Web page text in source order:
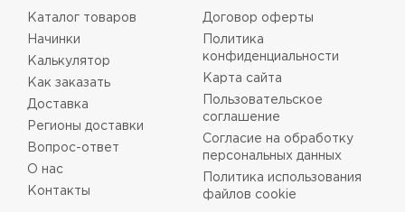
Каталог товаров
Начинки
Калькулятор
Как заказать
Доставка
Регионы доставки
Вопрос-ответ
О нас
Контакты
Договор оферты
Политика
конфиденциальности
Карта сайта
Пользовательское
соглашение
Согласие на обработку
персональных данных
Политика использования
файлов cookie